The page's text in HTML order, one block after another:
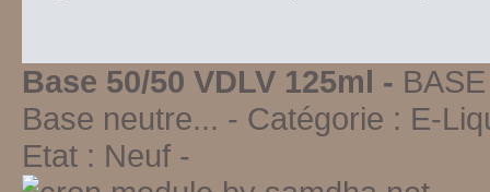
Base 50/50 VDLV 125ml -
Base neutre... - Catégorie : E-
Etat : Neuf -